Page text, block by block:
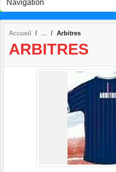
Accueil Arbitres
ARBITRES